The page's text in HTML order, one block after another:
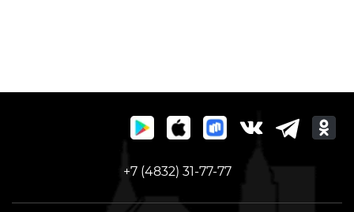
+7 (4832) 31-77-77